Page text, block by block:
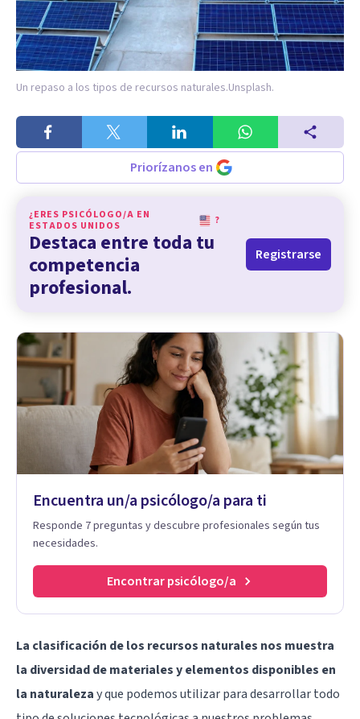
Un repaso a los tipos de recursos naturales.Unsplash.
Priorízanos en
¿ERES PSICÓLOGO/A EN
ESTADOS UNIDOS
?
Destaca entre toda tu
competencia
profesional.
Registrarse
Encuentra un/a psicólogo/a para ti
Responde 7 preguntas y descubre profesionales según tus
necesidades.
Encontrar psicólogo/a
La clasificación de los recursos naturales nos muestra
la diversidad de materiales y elementos disponibles en
la naturalezay que podemos utilizar para desarrollar todo